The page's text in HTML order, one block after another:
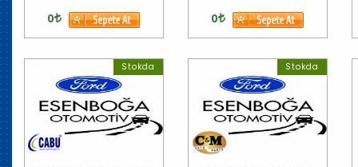
0 0
Stokda Stokda